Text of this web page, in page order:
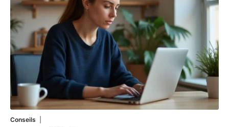
Conseils